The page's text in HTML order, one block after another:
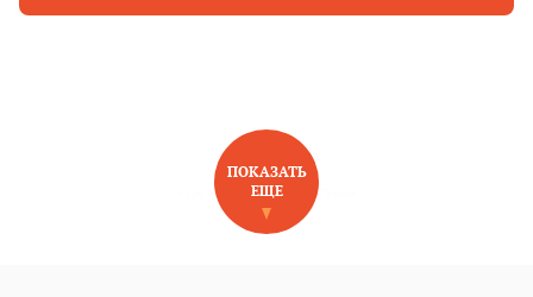
НОВОЕ НА САЙТЕ
ПОКАЗАТЬ
ЕЩЕ